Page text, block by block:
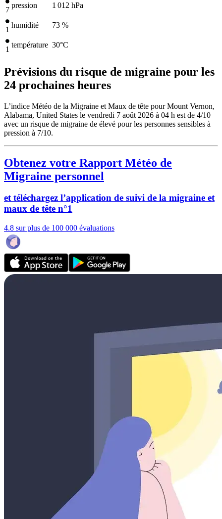
7
pression 1 012 hPa
1
humidité 73 %
1
température 30°C
Prévisions du risque de migraine pour les
24 prochaines heures
L’indice Météo de la Migraine et Maux de tête pour Mount Vernon,
Alabama, United States le vendredi 7 août 2026 à 04 h est de 4/10
avec un risque de migraine de élevé pour les personnes sensibles à
pression à 7/10.
Obtenez votre Rapport Météo de
Migraine personnel
et téléchargez l’application de suivi de la migraine et
maux de tête n°1
4.8 sur plus de 100 000 évaluations